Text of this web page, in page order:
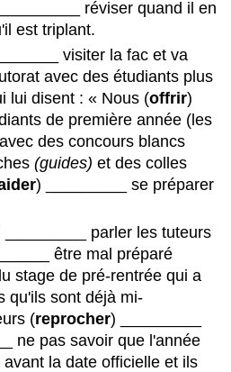
réviser quand il en
est triplant.
visiter la fac et va
avec des étudiants plus
lui disent : « Nous (offrir)
de première année (les
des concours blancs
(guides)et des colles
) _________ se préparer
_________ parler les tuteurs
être mal préparé
stage de pré-rentrée qui a
qu'ils sont déjà mi-
(reprocher) _________
ne pas savoir que l'année
la date officielle et ils